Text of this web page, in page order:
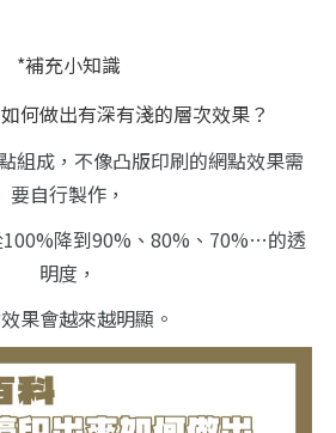
*補充小知識
何做出有深有淺的層次效果？
組成，不像凸版印刷的網點效果需
要自行製作，
100%降到90%、80%、70%…的透
明度，
果會越來越明顯。